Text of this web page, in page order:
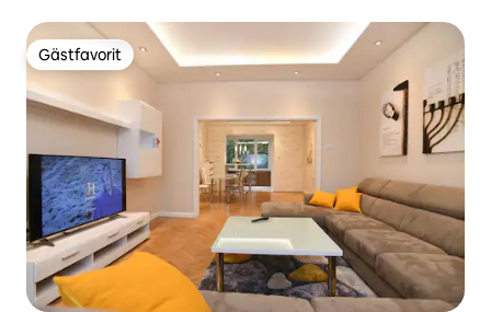
Gästfavorit
Gästfavorit